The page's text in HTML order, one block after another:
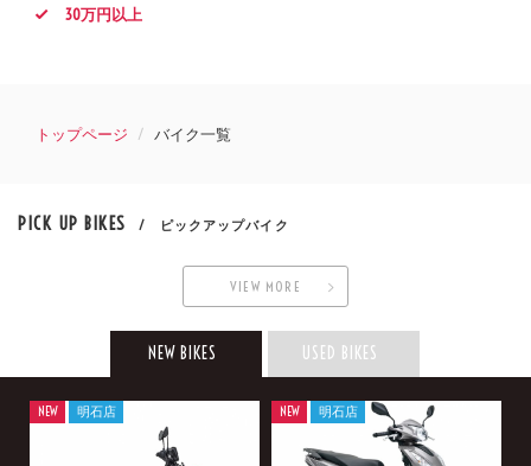
30万円以上
トップページ バイク一覧
PICK UP BIKES / ピックアップバイク
VIEW MORE
NEW BIKES USED BIKES
NEW 明石店 NEW 明石店